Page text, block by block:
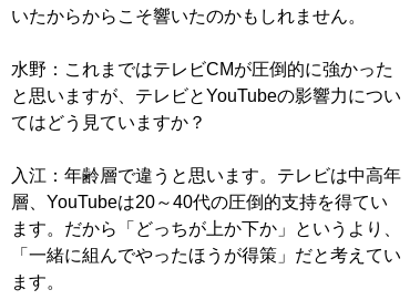
いたからからこそ響いたのかもしれません。
水野：これまではテレビCMが圧倒的に強かった
と思いますが、テレビとYouTubeの影響力につい
てはどう見ていますか？
入江：年齢層で違うと思います。テレビは中高年
層、YouTubeは20～40代の圧倒的支持を得てい
ます。だから「どっちが上か下か」というより、
「一緒に組んでやったほうが得策」だと考えてい
ます。